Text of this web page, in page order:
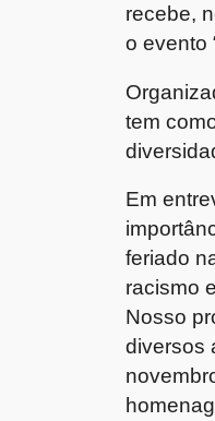
recebe,
o evento
tem
Em
feriado
racismo
Nosso
diversos